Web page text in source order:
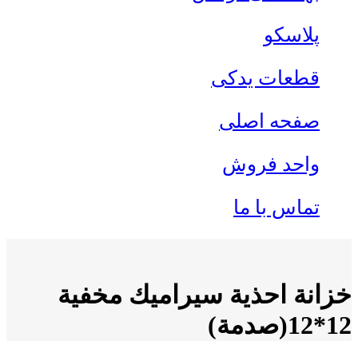
پلاسکو
قطعات یدکی
صفحه اصلی
واحد فروش
تماس با ما
خزانة احذية سيراميك مخفية
12*12(صدمة)